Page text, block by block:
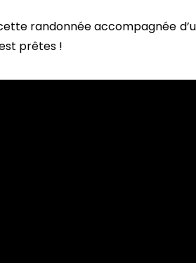
randonnée accompagnée
prêtes !